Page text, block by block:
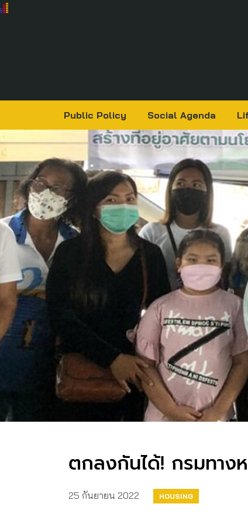
Public Policy Social Agenda
ตกลงกันได้! กรมทาง
25 กันยายน 2022
HOUSING